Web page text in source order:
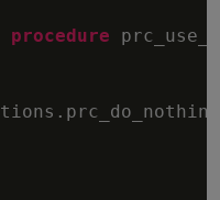
procedure